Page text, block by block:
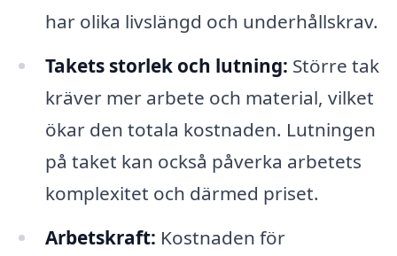
har olika livslängd och underhållskrav.
Takets storlek och lutning: Större tak
kräver mer arbete och material, vilket
ökar den totala kostnaden. Lutningen
på taket kan också påverka arbetets
komplexitet och därmed priset.
Arbetskraft: Kostnaden för